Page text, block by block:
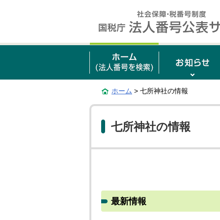
ホーム > 七所神社の情報
七所神社の情報
最新情報